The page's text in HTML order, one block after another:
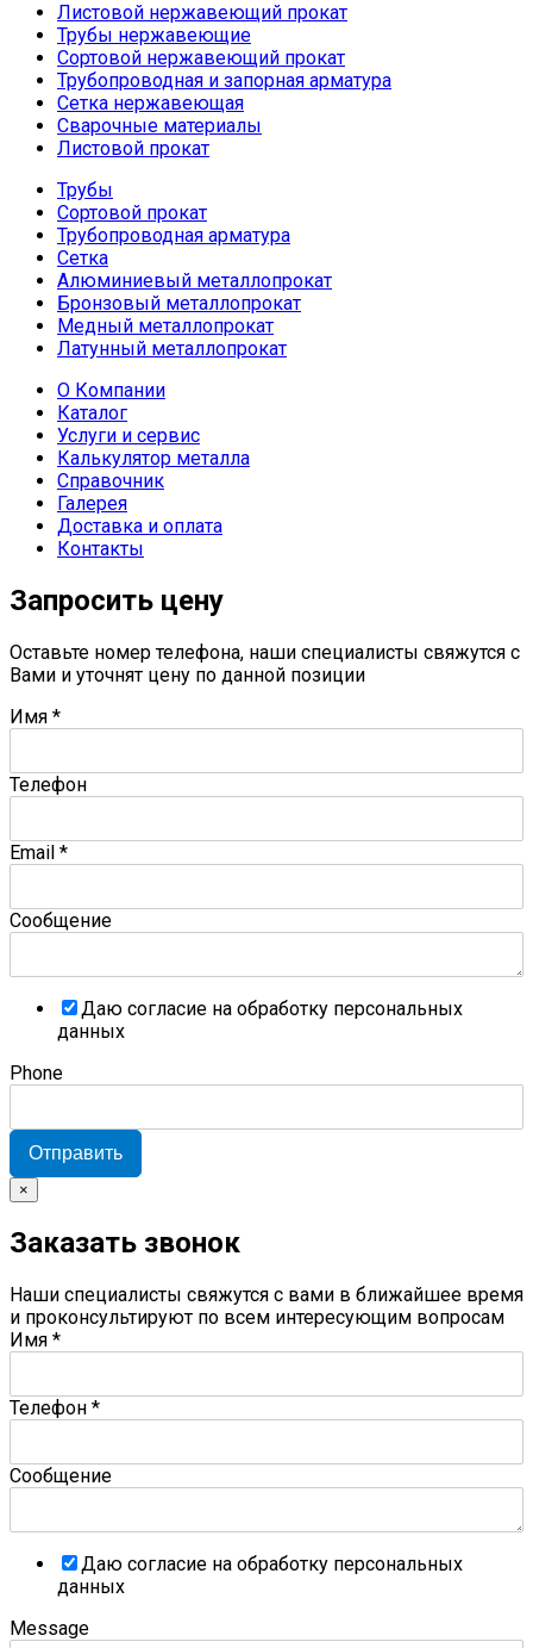
Листовой нержавеющий прокат
Трубы нержавеющие
Сортовой нержавеющий прокат
Трубопроводная и запорная арматура
Сетка нержавеющая
Сварочные материалы
Листовой прокат
Трубы
Сортовой прокат
Трубопроводная арматура
Сетка
Алюминиевый металлопрокат
Бронзовый металлопрокат
Медный металлопрокат
Латунный металлопрокат
О Компании
Каталог
Услуги и сервис
Калькулятор металла
Справочник
Галерея
Доставка и оплата
Контакты
Запросить цену
Оставьте номер телефона, наши специалисты свяжутся с
Вами и уточнят цену по данной позиции
Имя *
Телефон
Email *
Сообщение
Даю согласие на обработку персональных
данных
Phone
Отправить
×
Заказать звонок
Наши специалисты свяжутся с вами в ближайшее время
и проконсультируют по всем интересующим вопросам
Имя *
Телефон *
Сообщение
Даю согласие на обработку персональных
данных
Message